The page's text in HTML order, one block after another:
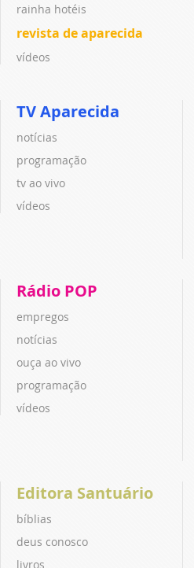
rainha hotéis
revista de aparecida
vídeos
TV Aparecida
notícias
programação
tv ao vivo
vídeos
Rádio POP
empregos
notícias
ouça ao vivo
programação
vídeos
Editora Santuário
bíblias
deus conosco
livros